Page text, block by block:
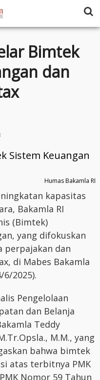
Bimtek
dan
Humas Bakamla RI
kapasitas
Bakamla RI
(Bimtek)
yang difokuskan
perpajakan dan
di Mabes Bakamla
6/2025).
Pengelolaan
dan Belanja
Teddy
M.M., yang
bahwa bimtek
atas terbitnya PMK
Nomor 59 Tahun